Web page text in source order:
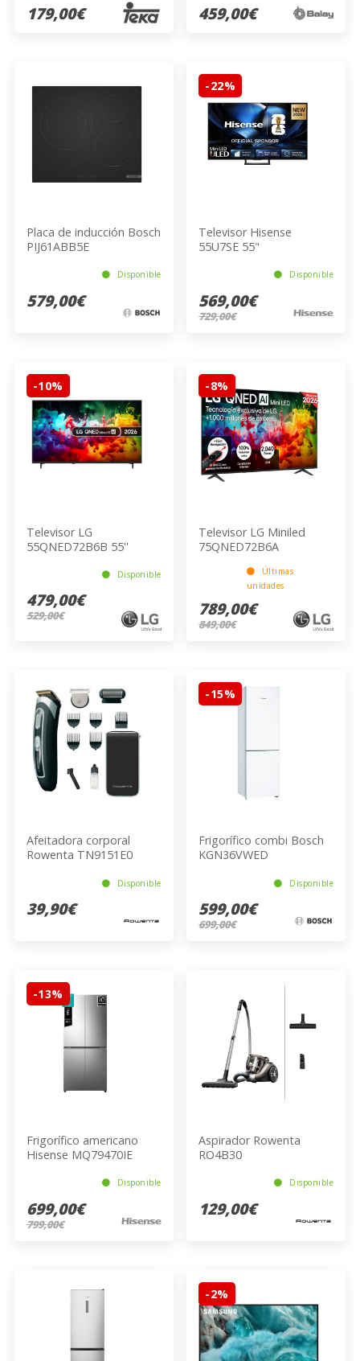
179,00€ 459,00€
Placa de inducción Bosch
PIJ61ABB5E
Disponible
579,00€
-22%
Televisor Hisense
55U7SE 55"
Disponible
569,00€
729,00€
-10%
Televisor LG
55QNED72B6B 55''
Disponible
479,00€
529,00€
-8%
Televisor LG Miniled
75QNED72B6A
Últimas
unidades
789,00€
849,00€
Afeitadora corporal
Rowenta TN9151E0
Disponible
39,90€
-15%
Frigorífico combi Bosch
KGN36VWED
Disponible
599,00€
699,00€
-13%
Frigorífico americano
Hisense MQ79470IE
Disponible
699,00€
799,00€
Aspirador Rowenta
RO4B30
Disponible
129,00€
-2%